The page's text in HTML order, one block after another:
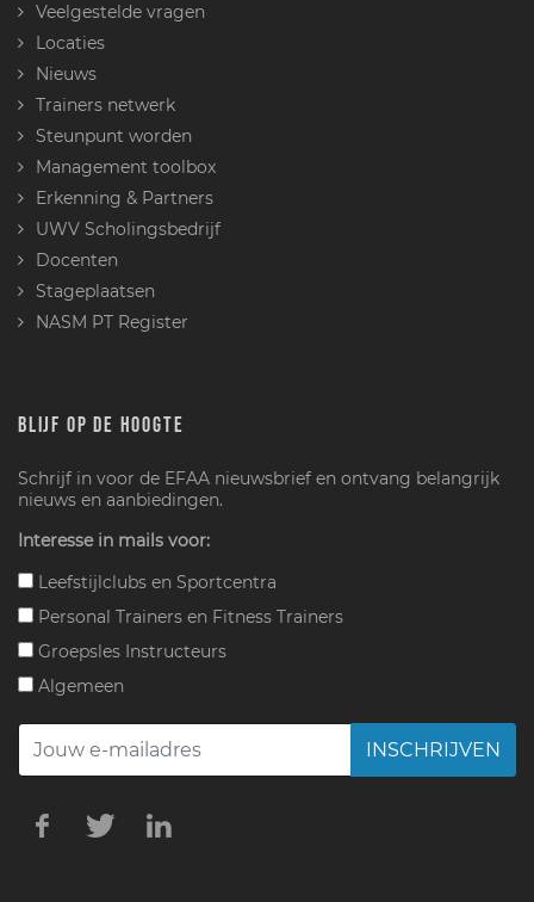
Veelgestelde vragen
Locaties
Nieuws
Trainers netwerk
Steunpunt worden
Management toolbox
Erkenning & Partners
UWV Scholingsbedrijf
Docenten
Stageplaatsen
NASM PT Register
BLIJF OP DE HOOGTE
Schrijf in voor de EFAA nieuwsbrief en ontvang belangrijk
nieuws en aanbiedingen.
Interesse in mails voor:
Leefstijlclubs en Sportcentra
Personal Trainers en Fitness Trainers
Groepsles Instructeurs
Algemeen
INSCHRIJVEN